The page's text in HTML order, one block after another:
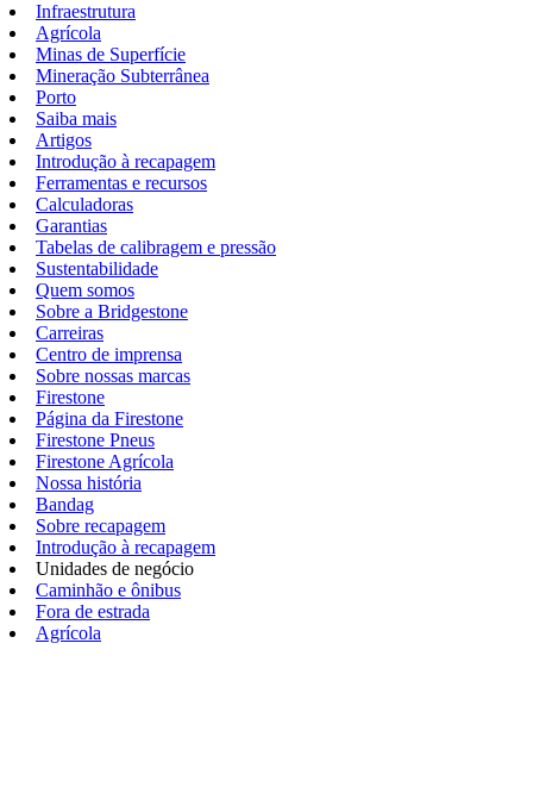
Infraestrutura
Agrícola
Minas de Superfície
Mineração Subterrânea
Porto
Saiba mais
Artigos
Introdução à recapagem
Ferramentas e recursos
Calculadoras
Garantias
Tabelas de calibragem e pressão
Sustentabilidade
Quem somos
Sobre a Bridgestone
Carreiras
Centro de imprensa
Sobre nossas marcas
Firestone
Página da Firestone
Firestone Pneus
Firestone Agrícola
Nossa história
Bandag
Sobre recapagem
Introdução à recapagem
Unidades de negócio
Caminhão e ônibus
Fora de estrada
Agrícola